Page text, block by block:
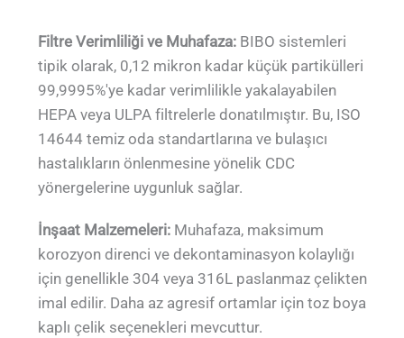
Filtre Verimliliği ve Muhafaza: BIBO sistemleri
tipik olarak, 0,12 mikron kadar küçük partikülleri
99,9995%'ye kadar verimlilikle yakalayabilen
HEPA veya ULPA filtrelerle donatılmıştır. Bu, ISO
14644 temiz oda standartlarına ve bulaşıcı
hastalıkların önlenmesine yönelik CDC
yönergelerine uygunluk sağlar.
İnşaat Malzemeleri: Muhafaza, maksimum
korozyon direnci ve dekontaminasyon kolaylığı
için genellikle 304 veya 316L paslanmaz çelikten
imal edilir. Daha az agresif ortamlar için toz boya
kaplı çelik seçenekleri mevcuttur.